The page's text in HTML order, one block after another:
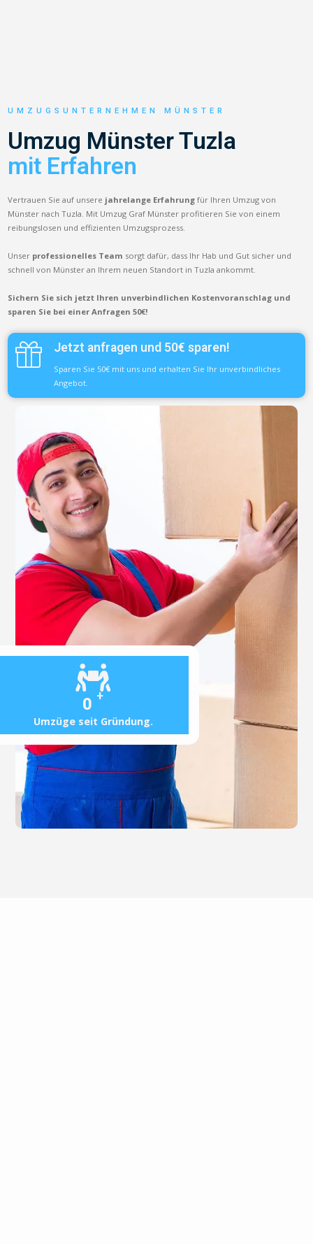
0 +
Umzüge seit Gründung.
UMZUGSUNTERNEHMEN MÜNSTER
Umzug Münster Tuzla
mit Erfahren
Vertrauen Sie auf unsere jahrelange Erfahrung für Ihren Umzug von
Münster nach Tuzla. Mit Umzug Graf Münster profitieren Sie von einem
reibungslosen und effizienten Umzugsprozess.
Unser professionelles Team sorgt dafür, dass Ihr Hab und Gut sicher und
schnell von Münster an Ihrem neuen Standort in Tuzla ankommt.
Sichern Sie sich jetzt Ihren unverbindlichen Kostenvoranschlag und
sparen Sie bei einer Anfragen 50€!
Jetzt anfragen und 50€ sparen!
Sparen Sie 50€ mit uns und erhalten Sie Ihr unverbindliches
Angebot.